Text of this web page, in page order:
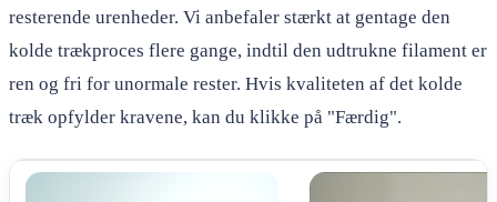
resterende urenheder. Vi anbefaler stærkt at gentage den
kolde trækproces flere gange, indtil den udtrukne filament er
ren og fri for unormale rester. Hvis kvaliteten af det kolde
træk opfylder kravene, kan du klikke på "Færdig".